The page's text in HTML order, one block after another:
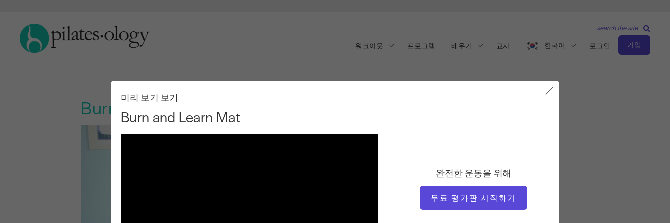
워크아웃 프로그램 배우기 교사 한국어 로그인 가입
search the site
Burn and Learn Mat
미리 보기 보기
Burn and Learn Mat
완전한 운동을 위해
무료 평가판 시작하기
니드라 가브리엘
운동 템포